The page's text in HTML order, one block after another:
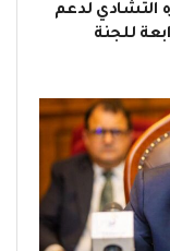
التشادي لدعم
للجنة